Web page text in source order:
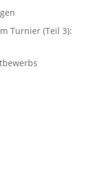
Turnier (Teil 3):